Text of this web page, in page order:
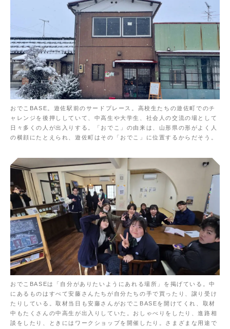
おでこBASE。遊佐駅前のサードプレース。高校生たちの遊佐町でのチ
ャレンジを後押ししていて、中高生や大学生、社会人の交流の場として
日々多くの人が出入りする。「おでこ」の由来は、山形県の形がよく人
の横顔にたとえられ、遊佐町はその「おでこ」に位置するからだそう。
おでこBASEは「自分がありたいようにあれる場所」を掲げている。中
にあるものはすべて安藤さんたちが自分たちの手で買ったり、譲り受け
たりしている。取材当日も安藤さんがおでこBASEを開けてくれ、取材
中もたくさんの中高生が出入りしていた。おしゃべりをしたり、進路相
談をしたり、ときにはワークショップを開催したり。さまざまな用途で